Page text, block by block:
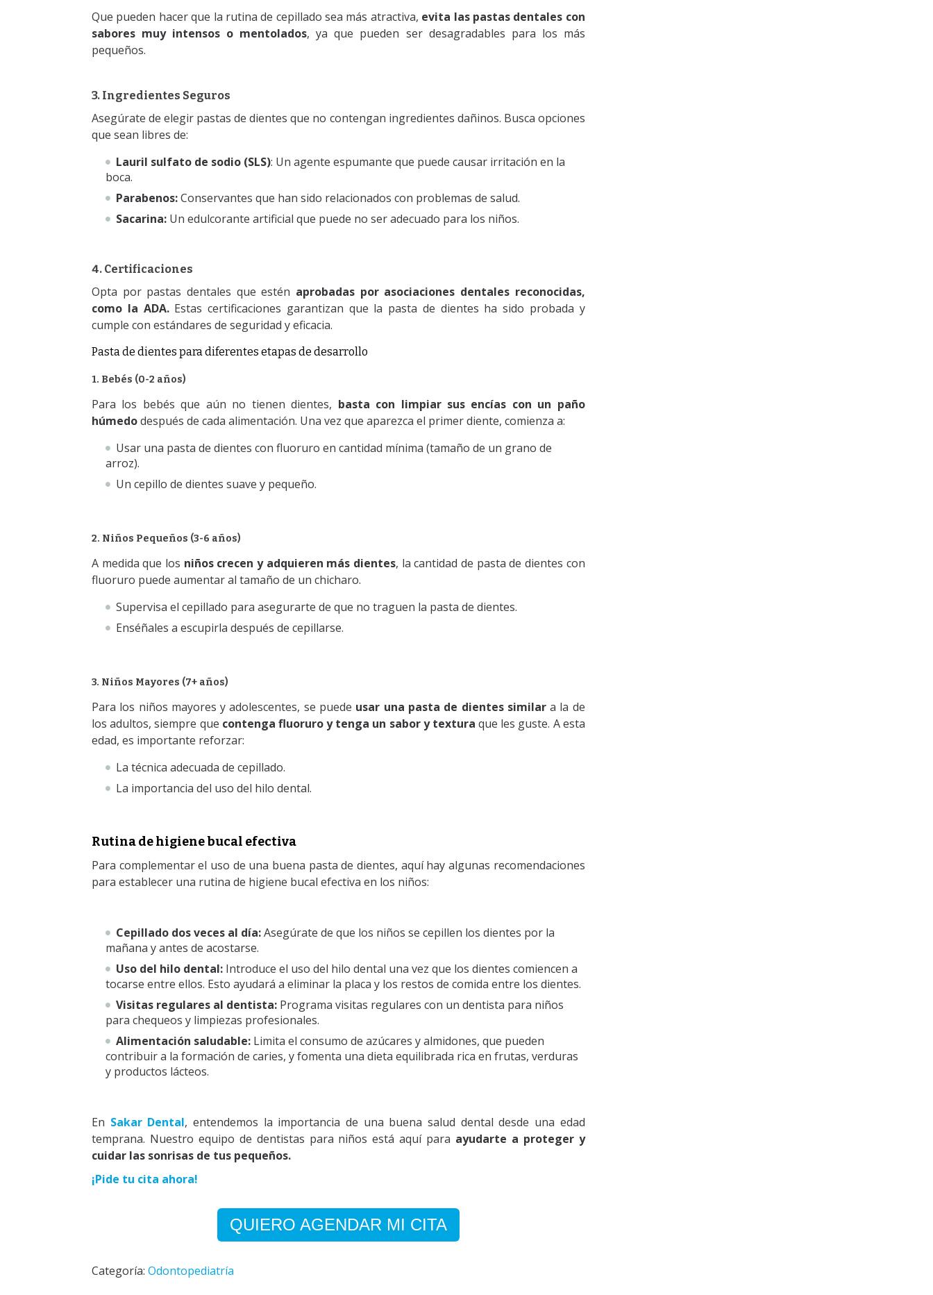
Que pueden hacer que la rutina de cepillado sea más atractiva, evita las pastas dentales con
sabores muy intensos o mentolados, ya que pueden ser desagradables para los más
pequeños.
3. Ingredientes Seguros
Asegúrate de elegir pastas de dientes que no contengan ingredientes dañinos. Busca opciones
que sean libres de:
Lauril sulfato de sodio (SLS): Un agente espumante que puede causar irritación en la
boca.
Parabenos:Conservantes que han sido relacionados con problemas de salud.
Sacarina: Un edulcorante artificial que puede no ser adecuado para los niños.
4. Certificaciones
Opta por pastas dentales que estén aprobadas por asociaciones dentales reconocidas,
como la ADA.Estas certificaciones garantizan que la pasta de dientes ha sido probada y
cumple con estándares de seguridad y eficacia.
Pasta de dientes para diferentes etapas de desarrollo
1. Bebés (0-2 años)
Para los bebés que aún no tienen dientes, basta con limpiar sus encías con un paño
húmedodespués de cada alimentación. Una vez que aparezca el primer diente, comienza a:
Usar una pasta de dientes con fluoruro en cantidad mínima (tamaño de un grano de
arroz).
Un cepillo de dientes suave y pequeño.
2. Niños Pequeños (3-6 años)
A medida que los niños crecen y adquieren más dientes, la cantidad de pasta de dientes con
fluoruro puede aumentar al tamaño de un chicharo.
Supervisa el cepillado para asegurarte de que no traguen la pasta de dientes.
Enséñales a escupirla después de cepillarse.
3. Niños Mayores (7+ años)
Para los niños mayores y adolescentes, se puede usar una pasta de dientes similara la de
los adultos, siempre que contenga fluoruro y tenga un sabor y textura que les guste. A esta
edad, es importante reforzar:
La técnica adecuada de cepillado.
La importancia del uso del hilo dental.
Rutina de higiene bucal efectiva
Para complementar el uso de una buena pasta de dientes, aquí hay algunas recomendaciones
para establecer una rutina de higiene bucal efectiva en los niños:
Cepillado dos veces al día:Asegúrate de que los niños se cepillen los dientes por la
mañana y antes de acostarse.
Uso del hilo dental: Introduce el uso del hilo dental una vez que los dientes comiencen a
tocarse entre ellos. Esto ayudará a eliminar la placa y los restos de comida entre los dientes.
Visitas regulares al dentista: Programa visitas regulares con un dentista para niños
para chequeos y limpiezas profesionales.
Alimentación saludable: Limita el consumo de azúcares y almidones, que pueden
contribuir a la formación de caries, y fomenta una dieta equilibrada rica en frutas, verduras
y productos lácteos.
En Sakar Dental, entendemos la importancia de una buena salud dental desde una edad
temprana. Nuestro equipo de dentistas para niños está aquí para ayudarte a proteger y
cuidar las sonrisas de tus pequeños.
¡Pide tu cita ahora!
QUIERO AGENDAR MI CITA
Categoría: Odontopediatría